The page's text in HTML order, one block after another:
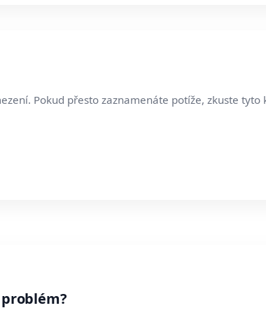
Pokud přesto zaznamenáte potíže, zkuste tyto